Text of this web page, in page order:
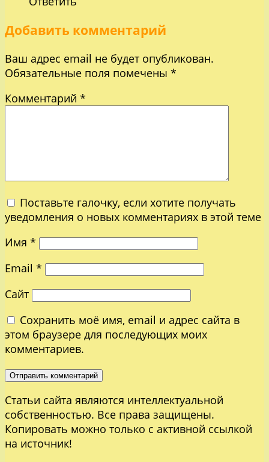
Добавить комментарий
Ваш адрес email не будет опубликован.
Обязательные поля помечены *
Комментарий *
Поставьте галочку, если хотите получать
уведомления о новых комментариях в этой теме
Имя *
Email *
Сайт
Сохранить моё имя, email и адрес сайта в
этом браузере для последующих моих
комментариев.
Статьи сайта являются интеллектуальной
собственностью. Все права защищены.
Копировать можно только с активной ссылкой
на источник!